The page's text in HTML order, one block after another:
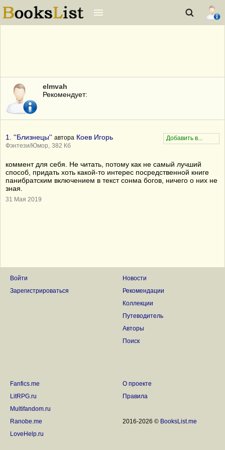
elmvah
Рекомендует:
1. ''Близнецы'' автора Коев Игорь
Фэнтези/Юмор, 382 Кб
коммент для себя. Не читать, потому как не самый лучший
способ, придать хоть какой-то интерес посредственной книге
панибратским включением в текст сонма богов, ничего о них не
зная.
31 Мая 2019
Войти
Зарегистрироваться
Новости
Рекомендации
Коллекции
Путеводитель
Авторы
Поиск
Fanfics.me
LitRPG.ru
Multifandom.ru
Ranobe.me
LoveHelp.ru
О проекте
Правила
2016-2026 © BooksList.me